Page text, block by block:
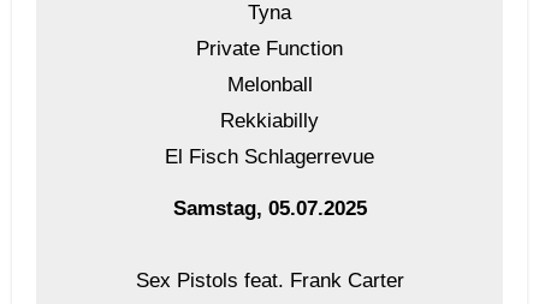
Tyna
Private Function
Melonball
Rekkiabilly
El Fisch Schlagerrevue
Samstag, 05.07.2025
Sex Pistols feat. Frank Carter